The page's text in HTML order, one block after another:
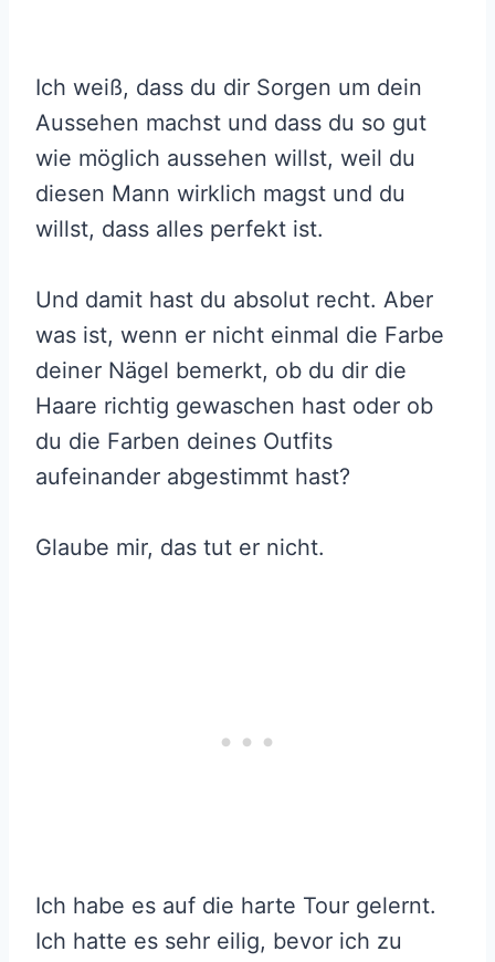
Ich weiß, dass du dir Sorgen um dein
Aussehen machst und dass du so gut
wie möglich aussehen willst, weil du
diesen Mann wirklich magst und du
willst, dass alles perfekt ist.
Und damit hast du absolut recht. Aber
was ist, wenn er nicht einmal die Farbe
deiner Nägel bemerkt, ob du dir die
Haare richtig gewaschen hast oder ob
du die Farben deines Outfits
aufeinander abgestimmt hast?
Glaube mir, das tut er nicht.
Ich habe es auf die harte Tour gelernt.
Ich hatte es sehr eilig, bevor ich zu